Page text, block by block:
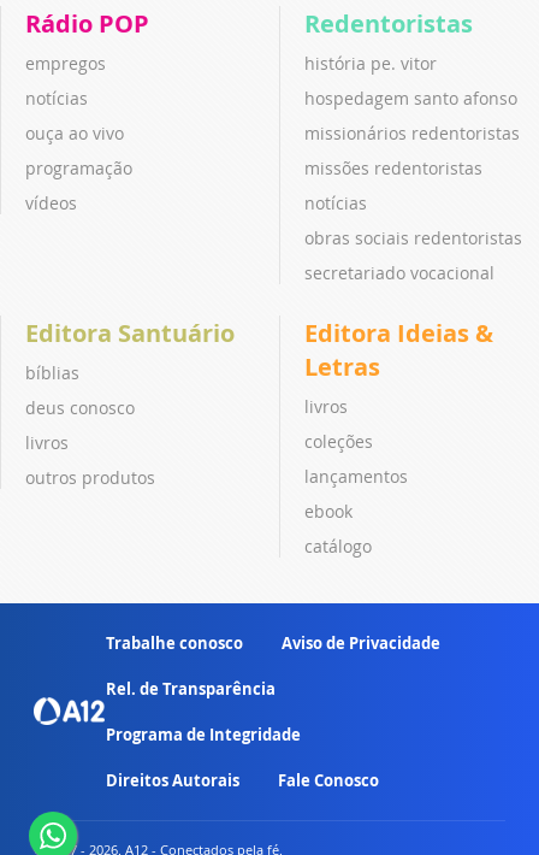
Rádio POP
empregos
notícias
ouça ao vivo
programação
vídeos
Redentoristas
história pe. vitor
hospedagem santo afonso
missionários redentoristas
missões redentoristas
notícias
obras sociais redentoristas
secretariado vocacional
Editora Santuário
bíblias
deus conosco
livros
outros produtos
Editora Ideias &
Letras
livros
coleções
lançamentos
ebook
catálogo
Trabalhe conosco Aviso de Privacidade
Rel. de Transparência
Programa de Integridade
Direitos Autorais Fale Conosco
© 2007 - 2026. A12 - Conectados pela fé.